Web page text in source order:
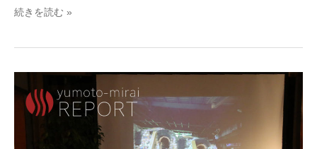
続きを読む »